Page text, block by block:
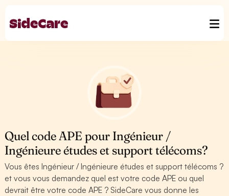
Quel code APE pour Ingénieur /
Ingénieure études et support télécoms?
Vous êtes Ingénieur / Ingénieure études et support télécoms ?
et vous vous demandez quel est votre code APE ou quel
devrait être votre code APE ? SideCare vous donne les